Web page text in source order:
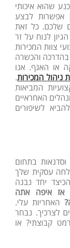
שהוא איכותי
אפשרות לבצע
שלכם. כל זאת
לנוח על זר
צוות המכירות
והכשרה
או האגף. אנו
ניהול המכירות.
המביאות
האחראיים
לשיפורים
בתחום
עסקית שלך
יחד נבנה
אז איפה אתה
האחריות עלי.
לצרכיך. נבחר
קבוצתי? או